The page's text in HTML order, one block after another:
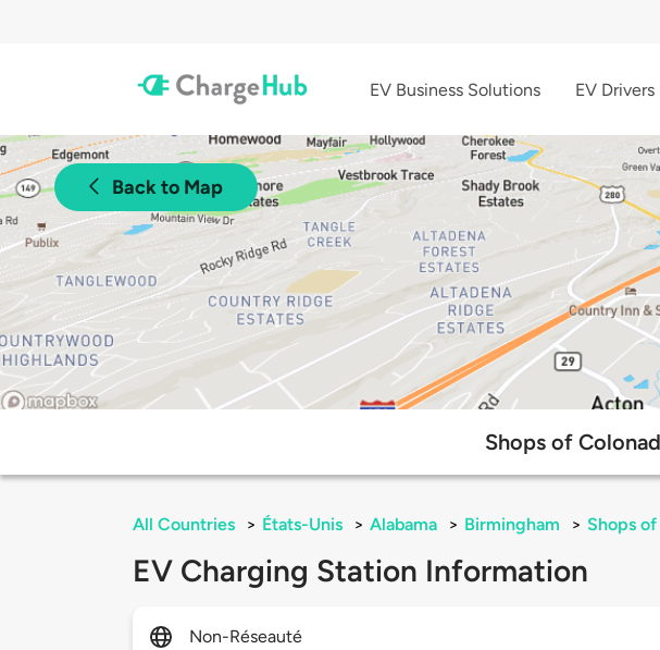
EV Business Solutions EV Drivers
Back to Map
Shops of
All Countries > États-Unis > Alabama > Birmingham > Shops
EV Charging Station Information
Non-Réseauté